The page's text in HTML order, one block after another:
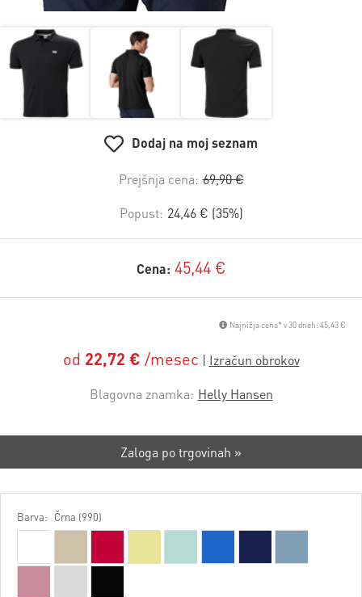
Dodaj na moj seznam
Prejšnja cena: 69,90 €
Popust: 24,46 € (35%)
Cena: 45,44 €
Najnižja cena* v 30 dneh: 45,43 €
od 22,72 € /mesec
Blagovna znamka: Helly Hansen
Zaloga po trgovinah »
Barva: Črna (990)